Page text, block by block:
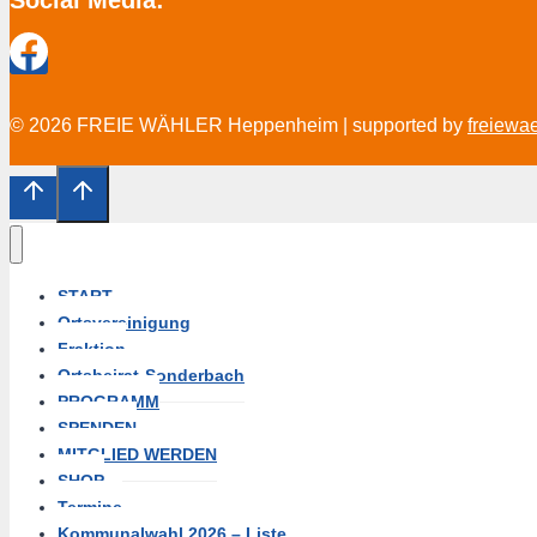
© 2026 FREIE WÄHLER Heppenheim | supported by
START
Ortsvereinigung
Fraktion
Ortsbeirat-Sonderbach
PROGRAMM
SPENDEN
MITGLIED WERDEN
SHOP
Termine